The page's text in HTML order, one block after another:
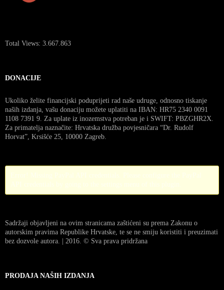
Total Views: 3.667.863
DONACIJE
Ukoliko želite financijski poduprijeti rad naše udruge, odnosno tiskanje
naših izdanja, vašu donaciju možete uplatiti na IBAN: HR75 2340 0091
1108 7391 9. Za uplate iz inozemstva potreban je i SWIFT: PBZGHR2X.
Za primatelja naznačite: Hrvatska družba povjesničara “Dr. Rudolf
Horvat”, Krsišće 25, 10000 Zagreb.
Sadržaji objavljeni na ovim stranicama zaštićeni su prema Zakonu o
autorskim pravima Republike Hrvatske, te se ne smiju koristiti i preuzimati
bez dozvole autora. | 2016. © Sva prava pridržana
PRODAJA NAŠIH IZDANJA